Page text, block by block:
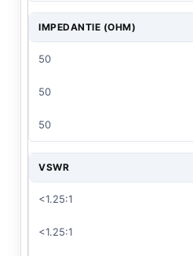
IMPEDANTIE (OHM)
50
50
50
VSWR
<1.25:1
<1.25:1